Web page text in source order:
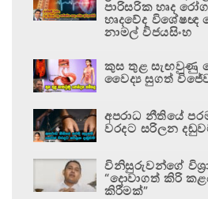
පාරිසරික හෘද
හෘදවේද විශේෂඥ
නාමල් විජයසිංහ
කුස තුළ සැඟවුණු
වෛද්‍ය සුගත්
අපරාධ නීතියේ
වරදට සරිලන
විනිසුරුවන්ගේ
“දොවාගත් කිරි
කිරීමක්”